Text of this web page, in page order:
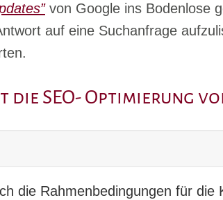
von Google ins Bodenlose
auf eine Suchanfrage
die SEO- Optimierung
die Rahmenbedingungen für